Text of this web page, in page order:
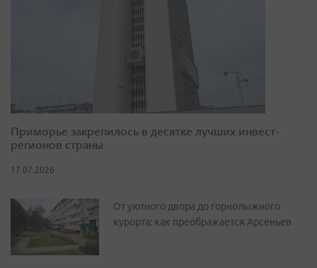
Приморье закрепилось в десятке лучших инвест-
регионов страны
17.07.2026
От уютного двора до горнолыжного
курорта: как преображается Арсеньев